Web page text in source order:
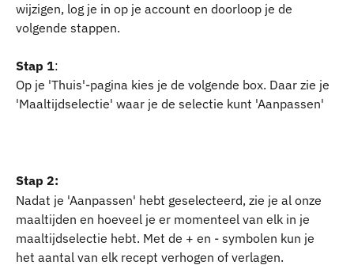
wijzigen, log je in op je account en doorloop je de
volgende stappen.
Stap 1:
Op je 'Thuis'-pagina kies je de volgende box. Daar zie je
'Maaltijdselectie' waar je de selectie kunt 'Aanpassen'
Stap 2:
Nadat je 'Aanpassen' hebt geselecteerd, zie je al onze
maaltijden en hoeveel je er momenteel van elk in je
maaltijdselectie hebt. Met de + en - symbolen kun je
het aantal van elk recept verhogen of verlagen.